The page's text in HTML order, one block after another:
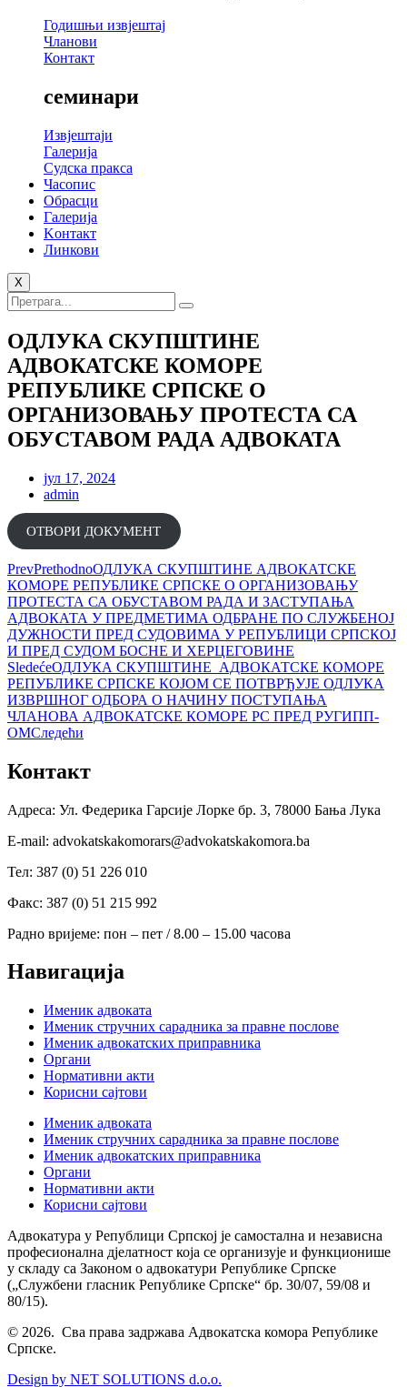
Годишњи извјештај
Чланови
Контакт
семинари
Извјештаји
Галерија
Судска пракса
Часопис
Обрасци
Галерија
Kонтакт
Линкови
X
ОДЛУКА СКУПШТИНЕ
АДВОКАТСКЕ КОМОРЕ
РЕПУБЛИКЕ СРПСКЕ О
ОРГАНИЗОВАЊУ ПРОТЕСТА СА
ОБУСТАВОМ РАДА АДВОКАТА
јул 17, 2024
admin
ОТВОРИ ДОКУМЕНТ
PrevPrethodnoОДЛУКА СКУПШТИНЕ АДВОКАТСКЕ
КОМОРЕ РЕПУБЛИКЕ СРПСКЕ О ОРГАНИЗОВАЊУ
ПРОТЕСТА СА ОБУСТАВОМ РАДА И ЗАСТУПАЊА
АДВОКАТА У ПРЕДМЕТИМА ОДБРАНЕ ПО СЛУЖБЕНОЈ
ДУЖНОСТИ ПРЕД СУДОВИМА У РЕПУБЛИЦИ СРПСКОЈ
И ПРЕД СУДОМ БОСНЕ И ХЕРЦЕГОВИНЕ
SledećeОДЛУКА СКУПШТИНЕ АДВОКАТСКЕ КОМОРЕ
РЕПУБЛИКЕ СРПСКЕ КОЈОМ СЕ ПОТВРЂУЈЕ ОДЛУКА
ИЗВРШНОГ ОДБОРА О НАЧИНУ ПОСТУПАЊА
ЧЛАНОВА АДВОКАТСКЕ КОМОРЕ РС ПРЕД РУГИПП-
ОМСледећи
Контакт
Адреса: Ул. Федерика Гарсије Лорке бр. 3, 78000 Бања Лука
Е-mail: advokatskakomorars@advokatskakomora.ba
Тел: 387 (0) 51 226 010
Факс: 387 (0) 51 215 992
Радно вријеме: пон – пет / 8.00 – 15.00 часова
Навигација
Именик адвоката
Именик стручних сарадника за правне послове
Именик адвокатских приправника
Органи
Нормативни акти
Корисни сајтови
Именик адвоката
Именик стручних сарадника за правне послове
Именик адвокатских приправника
Органи
Нормативни акти
Корисни сајтови
Адвокатура у Републици Српској је самостална и независна
професионална дјелатност која се организује и функционише
у складу са Законом о адвокатури Републике Српске
(„Службени гласник Републике Српске“ бр. 30/07, 59/08 и
80/15).
© 2026. Сва права задржава Адвокатска комора Републике
Српске.
Design by NET SOLUTIONS d.o.o.